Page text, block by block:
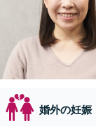
婚外の妊娠